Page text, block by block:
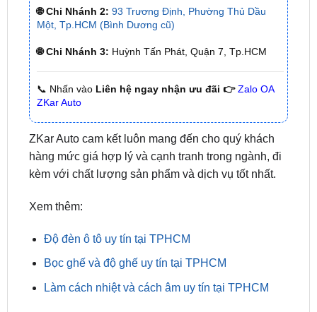
🌐 Chi Nhánh 3: Huỳnh Tấn Phát, Quận 7, Tp.HCM
📞 Nhấn vàoLiên hệ ngay nhận ưu đãi 👉 Zalo OA
ZKar Auto cam kết luôn mang đến cho quý khách
hàng mức giá hợp lý và cạnh tranh trong ngành, đi
kèm với chất lượng sản phẩm và dịch vụ tốt nhất.
Xem thêm:
Độ đèn ô tô uy tín tại TPHCM
Một số câu hỏi thường gặp khi khách hàng mua